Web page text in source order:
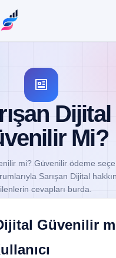
Dijital
Mi?
mi? Güvenilir ödeme
Sarışan Dijital
cevapları burda.
Güvenilir